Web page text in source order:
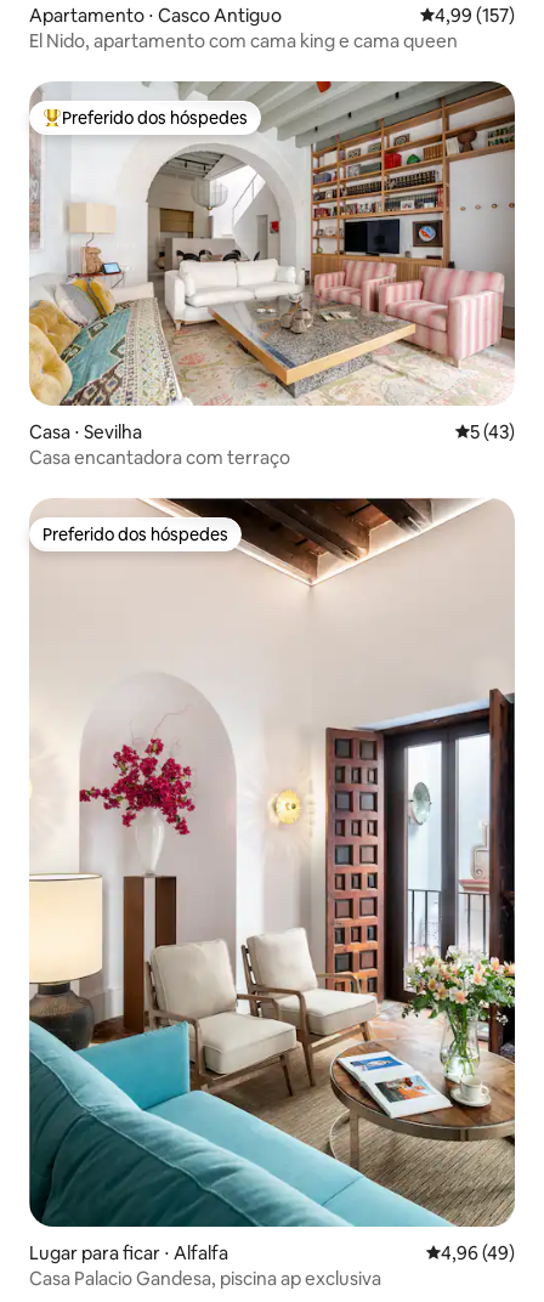
Apartamento ⋅ Casco Antiguo 4,99 de uma
4,99 (157)
El Nido, apartamento com cama king e cama queen
Entre os melhores preferidos dos hóspedes
Preferido dos hóspedes
Casa ⋅ Sevilha 5 de uma
5 (43)
Casa encantadora com terraço
Preferido dos hóspedes
Preferido dos hóspedes
Lugar para ficar ⋅ Alfalfa 4,96 de uma
4,96 (49)
Casa Palacio Gandesa, piscina ap exclusiva